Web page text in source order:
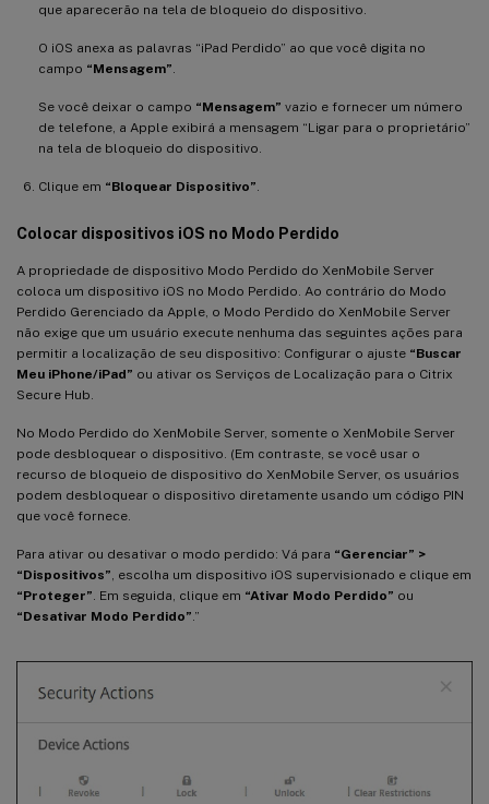
que aparecerão na tela de bloqueio do dispositivo.
O iOS anexa as palavras “iPad Perdido” ao que você digita no
campo “Mensagem”.
Se você deixar o campo “Mensagem” vazio e fornecer um número
de telefone, a Apple exibirá a mensagem “Ligar para o proprietário”
na tela de bloqueio do dispositivo.
Clique em “Bloquear Dispositivo”.
Colocar dispositivos iOS no Modo Perdido
A propriedade de dispositivo Modo Perdido do XenMobile Server
coloca um dispositivo iOS no Modo Perdido. Ao contrário do Modo
Perdido Gerenciado da Apple, o Modo Perdido do XenMobile Server
não exige que um usuário execute nenhuma das seguintes ações para
permitir a localização de seu dispositivo: Configurar o ajuste “Buscar
Meu iPhone/iPad” ou ativar os Serviços de Localização para o Citrix
Secure Hub.
No Modo Perdido do XenMobile Server, somente o XenMobile Server
pode desbloquear o dispositivo. (Em contraste, se você usar o
recurso de bloqueio de dispositivo do XenMobile Server, os usuários
podem desbloquear o dispositivo diretamente usando um código PIN
que você fornece.
Para ativar ou desativar o modo perdido: Vá para “Gerenciar” >
“Dispositivos”, escolha um dispositivo iOS supervisionado e clique em
“Proteger”. Em seguida, clique em “Ativar Modo Perdido” ou
“Desativar Modo Perdido”.”